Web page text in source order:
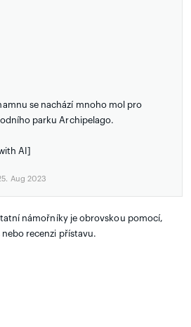
se nachází mnoho mol pro
parku Archipelago.
AI]
Aug 2023
námořníky je obrovskou pomocí,
recenzi přístavu.